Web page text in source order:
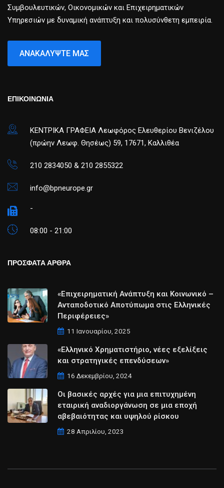
Συμβουλευτικών, Οικονομικών και Επιχειρηματικών
Υπηρεσιών με δυναμική ανάπτυξη και πολυσύνθετη εμπειρία.
ΑΝΑΚΑΛΎΨΤΕ ΜΑΣ
ΕΠΙΚΟΙΝΩΝΙΑ
ΚΕΝΤΡΙΚΑ ΓΡΑΦΕΙΑ Λεωφόρος Ελευθερίου Βενιζέλου
(πρώην Λεωφ. Θησέως) 59, 17671, Καλλιθέα
210 2834050 & 210 2855322
info@bpneurope.gr
-
08:00 - 21:00
ΠΡΟΣΦΑΤΑ ΑΡΘΡΑ
«Επιχειρηματική Ανάπτυξη και Κοινωνικό –
Ανταποδοτικό Αποτύπωμα στις Ελληνικές
Περιφέρειες»
11 Ιανουαρίου, 2025
«Ελληνικό Χρηματιστήριο, νέες εξελίξεις
και στρατηγικές επενδύσεων»
16 Δεκεμβρίου, 2024
Οι βασικές αρχές για μια επιτυχημένη
εταιρική αναδιοργάνωση σε μια εποχή
αβεβαιότητας και υψηλού ρίσκου
28 Απριλίου, 2023